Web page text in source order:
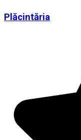
Plăcintăria